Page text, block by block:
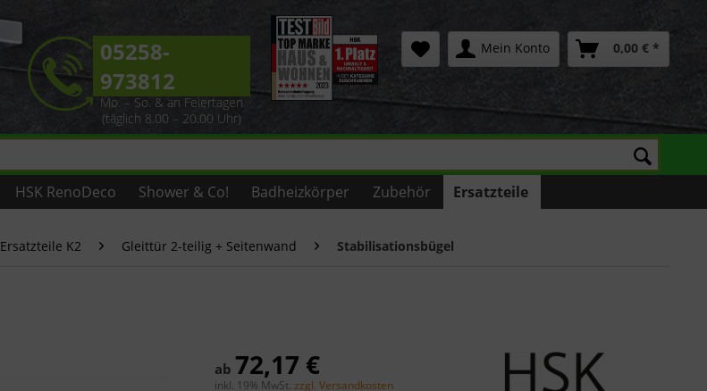
05258-
973812
Mo. – So. & an Feiertagen
(täglich 8.00 – 20.00 Uhr)
Mein Konto 0,00 € *
HSK RenoDeco Shower & Co! Badheizkörper Zubehör Ersatzteile
Ersatzteile K2 Gleittür 2-teilig + Seitenwand Stabilisationsbügel
ab 72,17 €
inkl. 19% MwSt. zzgl. Versandkosten